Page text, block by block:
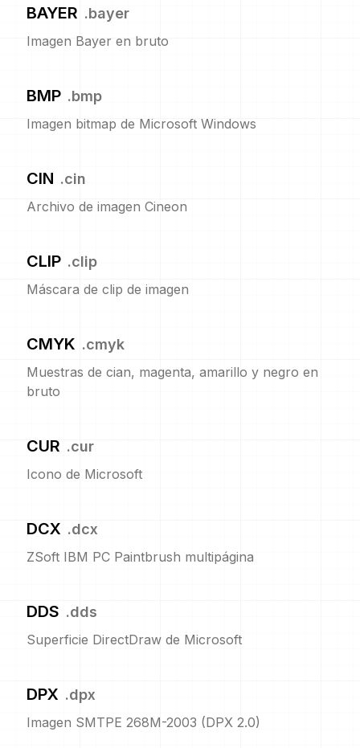
BAYER .bayer
Imagen Bayer en bruto
BMP .bmp
Imagen bitmap de Microsoft Windows
CIN .cin
Archivo de imagen Cineon
CLIP .clip
Máscara de clip de imagen
CMYK .cmyk
Muestras de cian, magenta, amarillo y negro en
bruto
CUR .cur
Icono de Microsoft
DCX .dcx
ZSoft IBM PC Paintbrush multipágina
DDS .dds
Superficie DirectDraw de Microsoft
DPX .dpx
Imagen SMTPE 268M-2003 (DPX 2.0)